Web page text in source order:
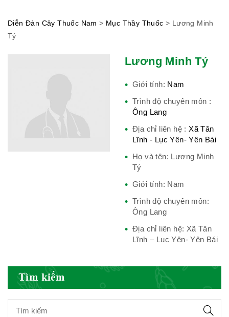
Diễn Đàn Cây Thuốc Nam > Mục Thầy Thuốc > Lương Minh
Tý
Lương Minh Tý
Giới tính: Nam
Trình độ chuyên môn :
Ông Lang
Địa chỉ liên hệ :Xã Tân
Lĩnh - Lục Yên- Yên Bái
Họ và tên: Lương Minh
Tý
Giới tính: Nam
Trình độ chuyên môn:
Ông Lang
Địa chỉ liên hệ: Xã Tân
Lĩnh – Lục Yên- Yên Bái
Tìm kiếm
Hiệp hội bệnh viện tư nhân Việt
Cục quản lý y dược cổ truyền -
Hiệp hội doanh nghiệp dược Việt
Hội Đông Y Việt Nam